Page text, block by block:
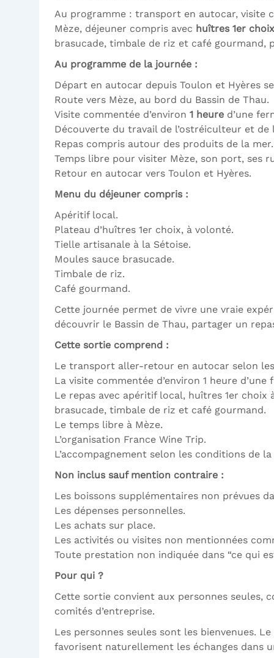
Au programme : transport en autocar, visite
Mèze, déjeuner compris avec huîtres 1er
brasucade, timbale de riz et café gourmand,
Au programme de la journée :
Départ en autocar depuis Toulon et Hyères
Route vers Mèze, au bord du Bassin de Thau.
Visite commentée d’environ 1 heure d’une
Découverte du travail de l’ostréiculteur et de
Repas compris autour des produits de la mer.
Temps libre pour visiter Mèze, son port, ses
Retour en autocar vers Toulon et Hyères.
Menu du déjeuner compris :
Apéritif local.
Plateau d’huîtres 1er choix, à volonté.
Tielle artisanale à la Sétoise.
Moules sauce brasucade.
Timbale de riz.
Café gourmand.
Cette journée permet de vivre une vraie
découvrir le Bassin de Thau, partager un
Cette sortie comprend :
Le transport aller-retour en autocar selon
La visite commentée d’environ 1 heure
Le repas avec apéritif local, huîtres 1er
brasucade, timbale de riz et café gourmand.
Le temps libre à Mèze.
L’organisation France Wine Trip.
L’accompagnement selon les conditions de
Non inclus sauf mention contraire :
Les boissons supplémentaires non prévues
Les dépenses personnelles.
Les achats sur place.
Les activités ou visites non mentionnées
Toute prestation non indiquée dans “ce qui
Pour qui ?
Cette sortie convient aux personnes seules,
comités d’entreprise.
Les personnes seules sont les bienvenues.
favorisent naturellement les échanges dans